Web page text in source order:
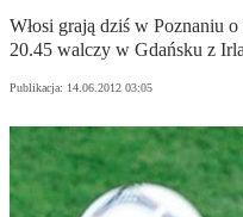
Włosi grają dziś w Poznaniu
20.45 walczy w Gdańsku z
Publikacja: 14.06.2012 03:05